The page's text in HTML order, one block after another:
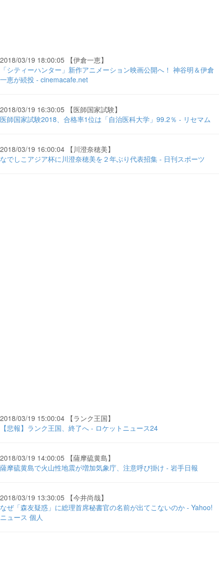
2018/03/19 18:00:05 【伊倉一恵】
「シティーハンター」新作アニメーション映画公開へ！ 神谷明＆伊倉
一恵が続投 - cinemacafe.net
2018/03/19 16:30:05 【医師国家試験】
医師国家試験2018、合格率1位は「自治医科大学」99.2％ - リセマム
2018/03/19 16:00:04 【川澄奈穂美】
なでしこアジア杯に川澄奈穂美を２年ぶり代表招集 - 日刊スポーツ
2018/03/19 15:00:04 【ランク王国】
【悲報】ランク王国、終了へ - ロケットニュース24
2018/03/19 14:00:05 【薩摩硫黄島】
薩摩硫黄島で火山性地震が増加気象庁、注意呼び掛け - 岩手日報
2018/03/19 13:30:05 【今井尚哉】
なぜ「森友疑惑」に総理首席秘書官の名前が出てこないのか - Yahoo!
ニュース 個人